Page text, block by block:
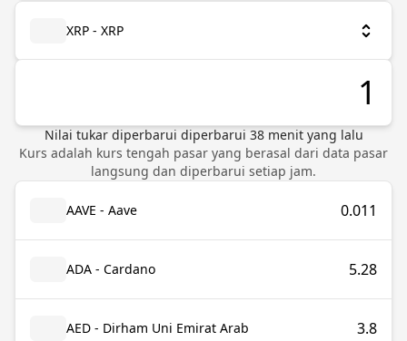
XRP - XRP
Nilai tukar diperbarui diperbarui 38menit yang lalu
Kurs adalah kurs tengah pasar yang berasal dari data pasar
langsung dan diperbarui setiap jam.
AAVE - Aave 0.011
ADA - Cardano 5.28
AED - Dirham Uni Emirat Arab 3.8